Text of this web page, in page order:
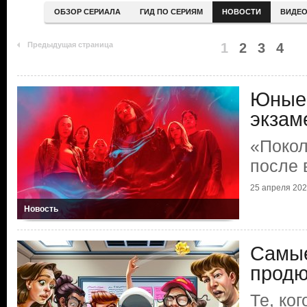
ОБЗОР СЕРИАЛА ГИД ПО СЕРИЯМ НОВОСТИ ВИДЕО
Предыдущая страница 1 2 3 4
Новость
Юные
после
25 апреля
Те,